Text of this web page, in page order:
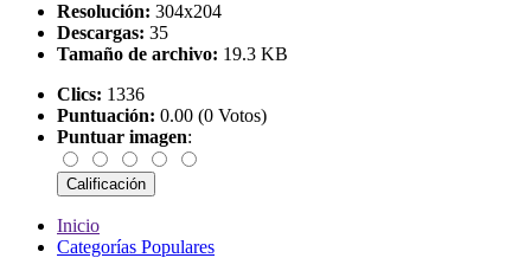
Resolución: 304x204
Descargas: 35
Tamaño de archivo: 19.3 KB
Clics: 1336
Puntuación: 0.00 (0 Votos)
Puntuar imagen:
Inicio
Categorías Populares